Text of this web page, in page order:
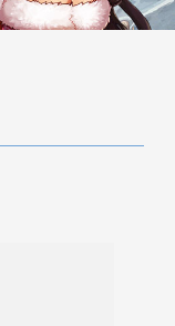
公告
版本历史